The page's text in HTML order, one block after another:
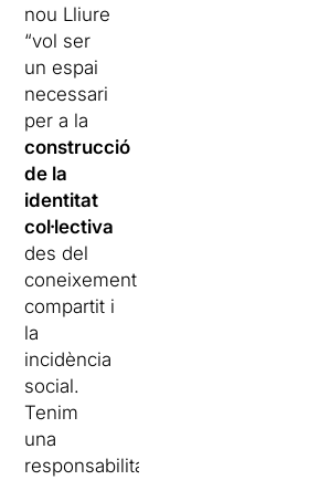
nou Lliure
“vol ser
un espai
necessari
per a la
construcció
de la
identitat
col·lectiva
des del
coneixement
compartit i
la
incidència
social.
Tenim
una
responsabilitat